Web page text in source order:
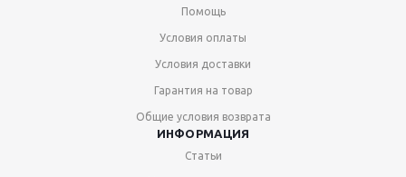
Помощь
Условия оплаты
Условия доставки
Гарантия на товар
Общие условия возврата
ИНФОРМАЦИЯ
Статьи